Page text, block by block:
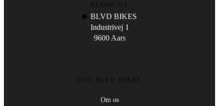
BESØG OS
BLVD BIKES
Industrivej 1
9600 Aars
HOS BLVD BIKES
Om os